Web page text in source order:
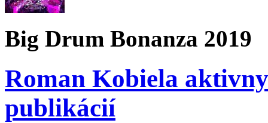
Big Drum Bonanza 2019
Roman Kobiela
publikácií